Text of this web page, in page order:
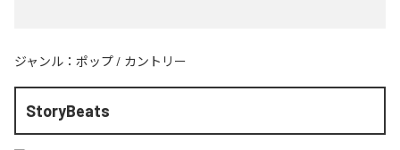
ジャンル： ポップ / カントリー
StoryBeats